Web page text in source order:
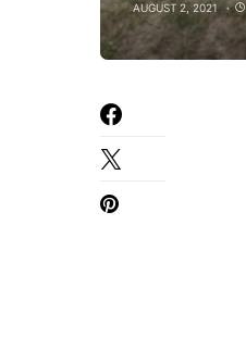
AUGUST 2, 2021